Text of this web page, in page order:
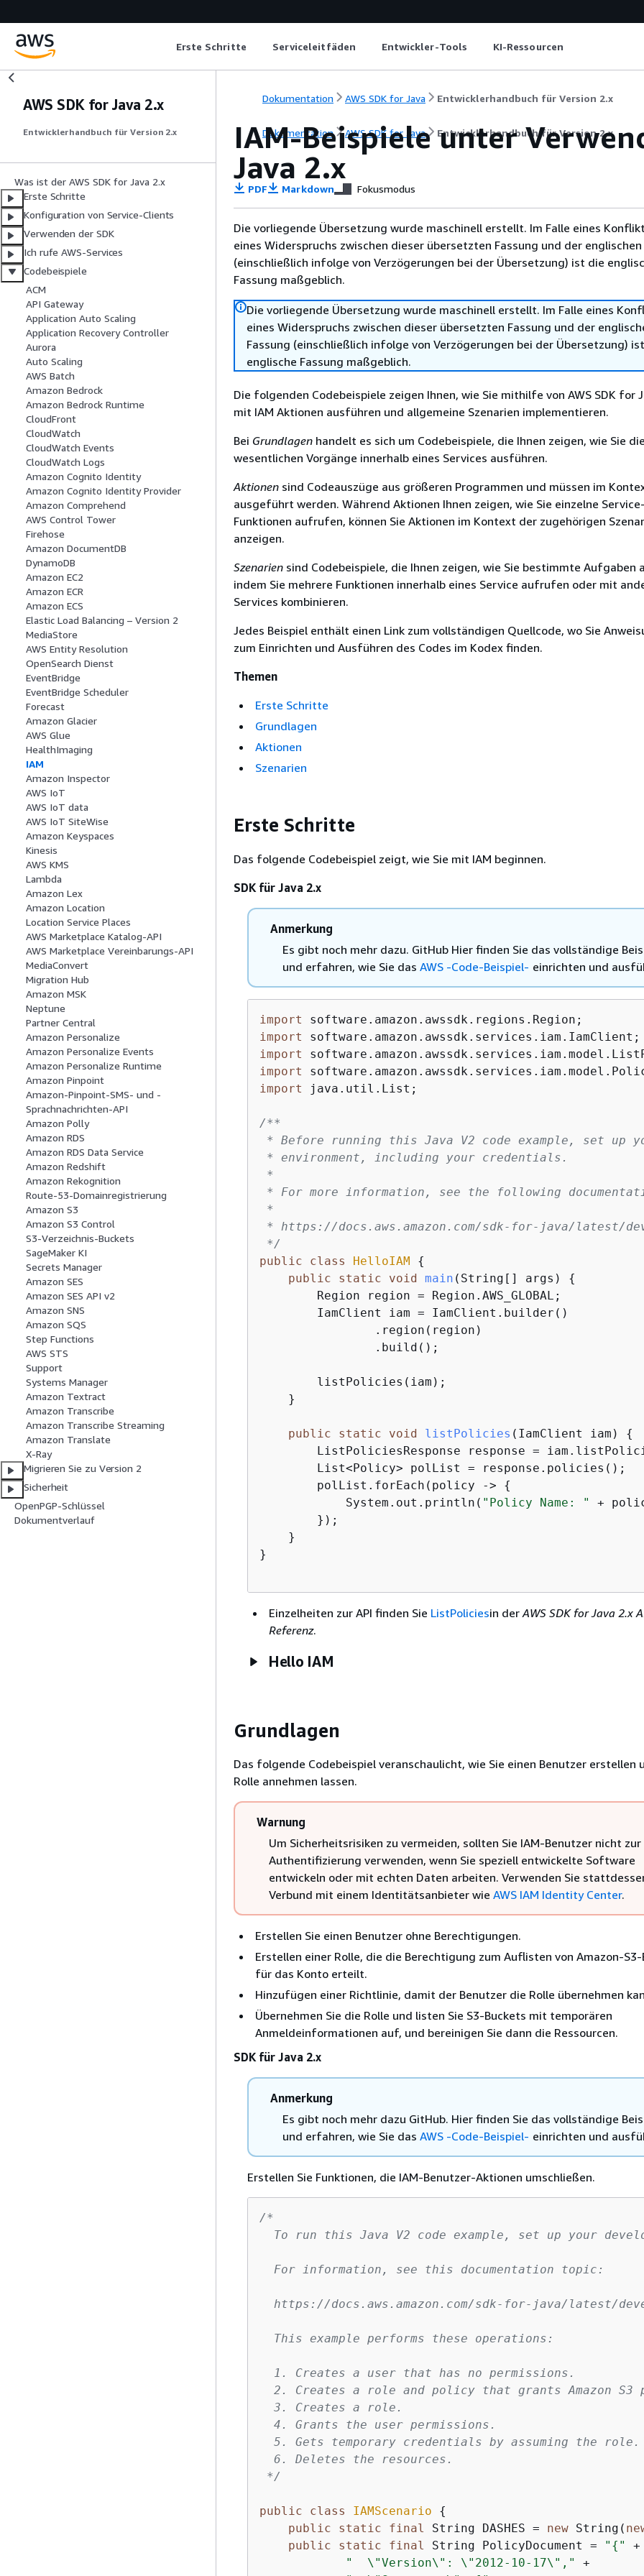
Erste Schritte Serviceleitfäden Entwickler-Tools KI-Ressourcen
AWS SDK for Java 2.x
Entwicklerhandbuch für Version 2.x
Was ist der AWS SDK for Java 2.x
Erste Schritte
Konfiguration von Service-Clients
Verwenden der SDK
Ich rufe AWS-Services
Codebeispiele
ACM
API Gateway
Application Auto Scaling
Application Recovery Controller
Aurora
Auto Scaling
AWS Batch
Amazon Bedrock
Amazon Bedrock Runtime
CloudFront
CloudWatch
CloudWatch Events
CloudWatch Logs
Amazon Cognito Identity
Amazon Cognito Identity Provider
Amazon Comprehend
AWS Control Tower
Firehose
Amazon DocumentDB
DynamoDB
Amazon EC2
Amazon ECR
Amazon ECS
Elastic Load Balancing – Version 2
MediaStore
AWS Entity Resolution
OpenSearch Dienst
EventBridge
EventBridge Scheduler
Forecast
Amazon Glacier
AWS Glue
HealthImaging
IAM
Amazon Inspector
AWS IoT
AWS IoT data
AWS IoT SiteWise
Amazon Keyspaces
Kinesis
AWS KMS
Lambda
Amazon Lex
Amazon Location
Location Service Places
AWS Marketplace Katalog-API
AWS Marketplace Vereinbarungs-API
MediaConvert
Migration Hub
Amazon MSK
Neptune
Partner Central
Amazon Personalize
Amazon Personalize Events
Amazon Personalize Runtime
Amazon Pinpoint
Amazon-Pinpoint-SMS- und -
Sprachnachrichten-API
Amazon Polly
Amazon RDS
Amazon RDS Data Service
Amazon Redshift
Amazon Rekognition
Route-53-Domainregistrierung
Amazon S3
Amazon S3 Control
S3-Verzeichnis-Buckets
SageMaker KI
Secrets Manager
Amazon SES
Amazon SES API v2
Amazon SNS
Amazon SQS
Step Functions
AWS STS
Support
Systems Manager
Amazon Textract
Amazon Transcribe
Amazon Transcribe Streaming
Amazon Translate
X-Ray
Migrieren Sie zu Version 2
Sicherheit
OpenPGP-Schlüssel
Dokumentverlauf
Dokumentation AWS SDK for Java Entwicklerhandbuch für Version 2.x
Dokumentation AWS SDK for Java Entwicklerhandbuch für Version 2.x
IAM-Beispiele unter
Java 2.x
PDF Markdown Fokusmodus
Die vorliegende Übersetzung wurde maschinell erstellt. Im Falle eines
eines Widerspruchs zwischen dieser übersetzten Fassung und der englischen
(einschließlich infolge von Verzögerungen bei der Übersetzung) ist die
Fassung maßgeblich.
Die vorliegende Übersetzung wurde maschinell erstellt. Im Falle eines
eines Widerspruchs zwischen dieser übersetzten Fassung und der
Fassung (einschließlich infolge von Verzögerungen bei der Übersetzung)
englische Fassung maßgeblich.
Die folgenden Codebeispiele zeigen Ihnen, wie Sie mithilfe von AWS SDK for
mit IAM Aktionen ausführen und allgemeine Szenarien implementieren.
Bei Grundlagen handelt es sich um Codebeispiele, die Ihnen zeigen, wie Sie
wesentlichen Vorgänge innerhalb eines Services ausführen.
Aktionen sind Codeauszüge aus größeren Programmen und müssen im
ausgeführt werden. Während Aktionen Ihnen zeigen, wie Sie einzelne
Funktionen aufrufen, können Sie Aktionen im Kontext der zugehörigen
anzeigen.
Szenarien sind Codebeispiele, die Ihnen zeigen, wie Sie bestimmte Aufgaben
indem Sie mehrere Funktionen innerhalb eines Service aufrufen oder mit
Services kombinieren.
Jedes Beispiel enthält einen Link zum vollständigen Quellcode, wo Sie
zum Einrichten und Ausführen des Codes im Kodex finden.
Themen
Erste Schritte
Grundlagen
Aktionen
Szenarien
Erste Schritte
Das folgende Codebeispiel zeigt, wie Sie mit IAM beginnen.
SDK für Java 2.x
Anmerkung
Es gibt noch mehr dazu. GitHub Hier finden Sie das vollständige
und erfahren, wie Sie das AWS -Code-Beispiel- einrichten und
import
import
import
import
import java.util.List;
/**
* Before running this Java V2 code example, set up
* environment, including your credentials.
*
* For more information, see the following
*
* https://docs.aws.amazon.com/sdk-for-java/latest/
*/
public
class HelloIAM
{
public
static void main (String[] args)
{
        Region region = Region.AWS_GLOBAL;
        IamClient iam = IamClient.builder()
                .region(region)
                .build();
        listPolicies(iam);
    }
public static void listPolicies (IamClient iam)
{
ListPoliciesResponse response =
        List<Policy> polList = response.policies();
        polList.forEach(policy ->
{
            System.out.println(
"Policy Name: "
+
        });
    }
}
Einzelheiten zur API finden Sie ListPoliciesin der AWS SDK for Java 2.x
Referenz.
Hello IAM
Grundlagen
Das folgende Codebeispiel veranschaulicht, wie Sie einen Benutzer erstellen
Rolle annehmen lassen.
Warnung
Um Sicherheitsrisiken zu vermeiden, sollten Sie IAM-Benutzer nicht zur
Authentifizierung verwenden, wenn Sie speziell entwickelte Software
entwickeln oder mit echten Daten arbeiten. Verwenden Sie
Verbund mit einem Identitätsanbieter wie AWS IAM Identity Center.
Erstellen Sie einen Benutzer ohne Berechtigungen.
Erstellen einer Rolle, die die Berechtigung zum Auflisten von Amazon-
für das Konto erteilt.
Hinzufügen einer Richtlinie, damit der Benutzer die Rolle übernehmen
Übernehmen Sie die Rolle und listen Sie S3-Buckets mit temporären
Anmeldeinformationen auf, und bereinigen Sie dann die Ressourcen.
SDK für Java 2.x
Anmerkung
Es gibt noch mehr dazu GitHub. Hier finden Sie das vollständige
und erfahren, wie Sie das AWS -Code-Beispiel- einrichten und
Erstellen Sie Funktionen, die IAM-Benutzer-Aktionen umschließen.
/*
To run this Java V2 code example, set up your
  For information, see this documentation topic:
https://docs.aws.amazon.com/sdk-for-java/latest/
  This example performs these operations:
  1. Creates a user that has no permissions.
2. Creates a role and policy that grants Amazon S3
  3. Creates a role.
  4. Grants the user permissions.
5. Gets temporary credentials by assuming the
  6. Deletes the resources.
*/
public class IAMScenario
{
public
static final String DASHES = new String(
public
static final String PolicyDocument = " { "
+
"  \"Version\": \"2012-10-17\","
+